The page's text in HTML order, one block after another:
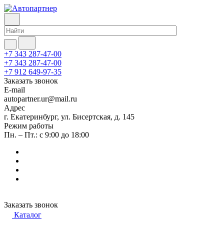
+7 343 287-47-00
+7 343 287-47-00
+7 912 649-97-35
Заказать звонок
E-mail
autopartner.ur@mail.ru
Адрес
г. Екатеринбург, ул. Бисертская, д. 145
Режим работы
Пн. – Пт.: с 9:00 до 18:00
Заказать звонок
Каталог